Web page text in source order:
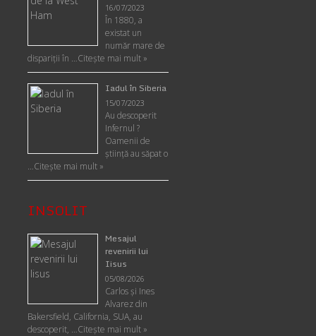
16/07/2023
În 1880, a
existat un
număr mare de
dispariții în …Citește mai mult »
Iadul în Siberia
15/07/2023
Au descoperit
Infernul ?
Oamenii de
ştiinţă au săpat o
…Citește mai mult »
INSOLIT
Mesajul
revenirii lui
Iisus
05/08/2026
Carlos şi Ines
Alvarez din
Bakersfield, California, SUA, au
descoperit, …Citeşte mai mult »